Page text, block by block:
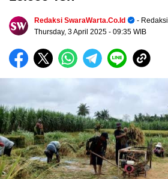
Redaksi SwaraWarta.co.id
- Redaksi
Thursday, 3 April 2025 - 09:35 WIB